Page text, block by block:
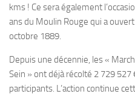
kms ! Ce sera également
ans du Moulin Rouge qui a
octobre 1889.
Depuis une décennie, les «
Sein » ont déjà récolté 2 729 527
participants. L’action continue